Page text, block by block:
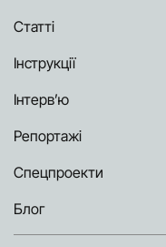
Статті
Інструкції
Інтерв’ю
Репортажі
Спецпроекти
Блог